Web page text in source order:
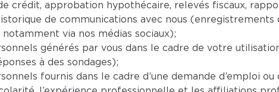
crédit, approbation hypothécaire, relevés fiscaux,
de communications avec nous (enregistrements
via nos médias sociaux);
générés par vous dans le cadre de votre
à des sondages);
fournis dans le cadre d’une demande d’emploi